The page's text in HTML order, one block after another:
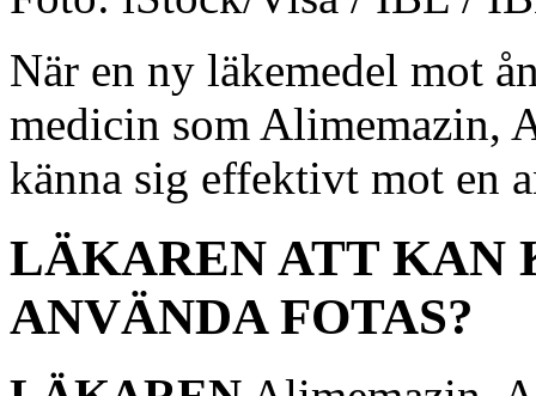
När en ny läkemedel mot
medicin som Alimemazin,
känna sig effektivt mot en
LÄKAREN ATT KAN
ANVÄNDA FOTAS?